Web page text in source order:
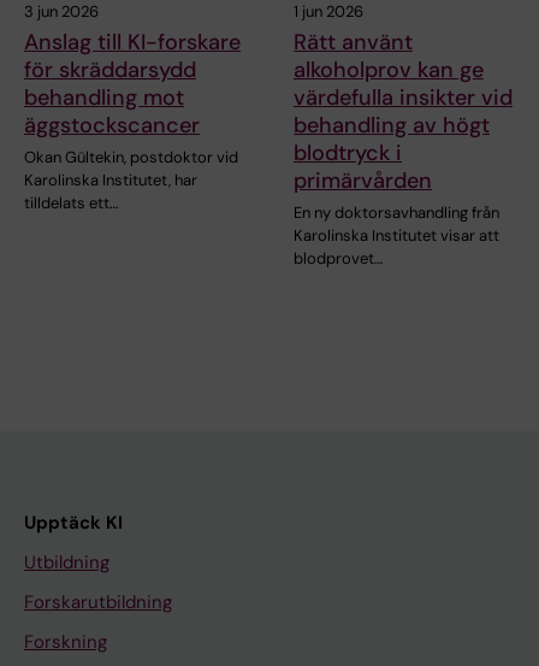
3 jun 2026
Anslag till KI-forskare
för skräddarsydd
behandling mot
äggstockscancer
Okan Gültekin, postdoktor vid
Karolinska Institutet, har
tilldelats ett…
1 jun 2026
Rätt använt
alkoholprov kan ge
värdefulla insikter vid
behandling av högt
blodtryck i
primärvården
En ny doktorsavhandling från
Karolinska Institutet visar att
blodprovet…
Upptäck KI
Utbildning
Forskarutbildning
Forskning